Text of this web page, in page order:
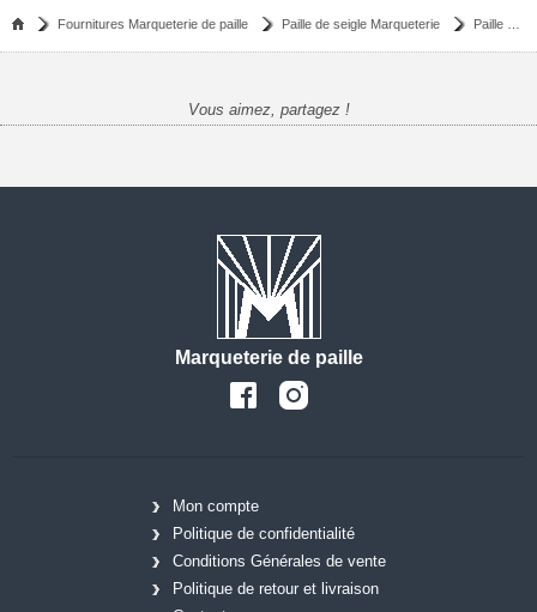
Fournitures Marqueterie de paille Paille de seigle Marqueterie Paille de seigle aplanie - gris foncé - 10 gr
Vous aimez, partagez !
Marqueterie de paille
Mon compte
Politique de confidentialité
Conditions Générales de vente
Politique de retour et livraison